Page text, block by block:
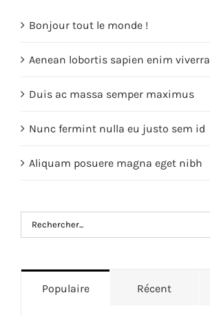
Bonjour tout le monde !
Aenean lobortis sapien enim viverra
Duis ac massa semper maximus
Nunc fermint nulla eu justo sem id
Aliquam posuere magna eget nibh
Rechercher:
Populaire Récent